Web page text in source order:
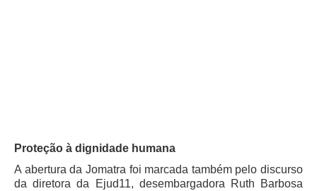
Calendário das Sessões do Pleno e Especializadas 2026
Carta de Serviços ao Cidadão
Proteção à dignidade humana
A abertura da Jomatra foi marcada também pelo discurso
da diretora da Ejud11, desembargadora Ruth Barbosa